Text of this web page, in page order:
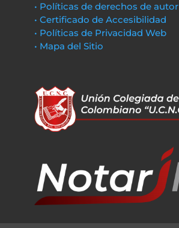
• Políticas de derechos de autor
• Certificado de Accesibilidad
• Políticas de Privacidad Web
• Mapa del Sitio